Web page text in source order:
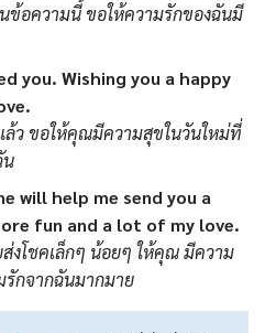
ข้อความนี้ ขอให้ความรักของฉันมี
you. Wishing you a happy
ว ขอให้คุณมีความสุขในวันใหม่ที่
น
will help me send you a
fun and a lot of my love.
งโชคเล็กๆ น้อยๆ ให้คุณ มีความ
กจากฉันมากมาย